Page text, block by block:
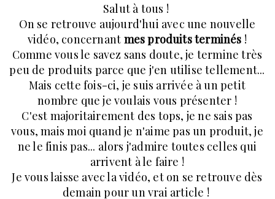
Salut à tous !
On se retrouve aujourd'hui avec une nouvelle
vidéo, concernant mes produits terminés !
Comme vous le savez sans doute, je termine très
peu de produits parce que j'en utilise tellement...
Mais cette fois-ci, je suis arrivée à un petit
nombre que je voulais vous présenter !
C'est majoritairement des tops, je ne sais pas
vous, mais moi quand je n'aime pas un produit, je
ne le finis pas... alors j'admire toutes celles qui
arrivent à le faire !
Je vous laisse avec la vidéo, et on se retrouve dès
demain pour un vrai article !